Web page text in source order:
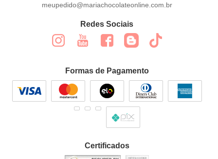
meupedido@mariachocolateonline.com.br
Redes Sociais
Formas de Pagamento
Certificados